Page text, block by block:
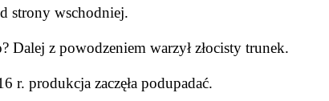
strony wschodniej.
Dalej z powodzeniem warzył złocisty trunek.
r. produkcja zaczęła podupadać.